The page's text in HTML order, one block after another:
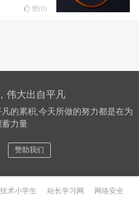
赞(0)
伟大出自平凡
的累积,今天所做的努力都是在为
蓄力量
赞助我们
技术小学生 站长学习网
网络安全